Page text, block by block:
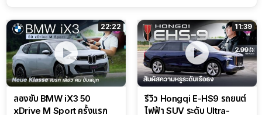
22:22
ลองขับ BMW iX3 50
xDrive M Sport ครั้งแรก
11:39
รีวิว Hongqi E-HS9 รถยนต์
ไฟฟ้า SUV ระดับ Ultra-